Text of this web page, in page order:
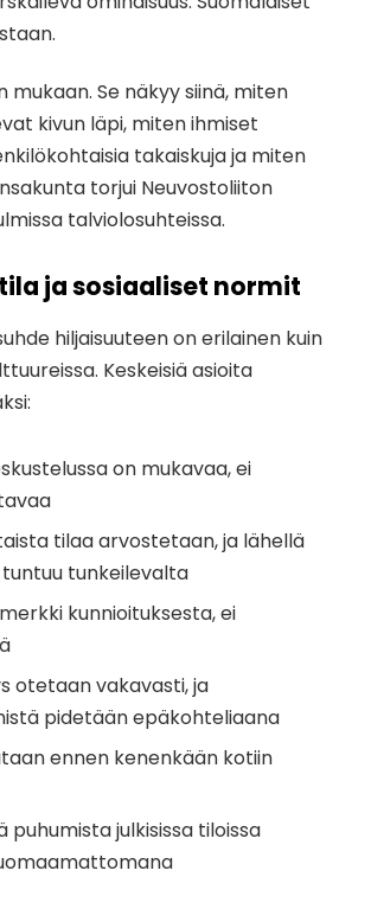
mukaan. Se näkyy siinä, miten
kivun läpi, miten ihmiset
takaiskuja ja miten
torjui Neuvostoliiton
talviolosuhteissa.
ja sosiaaliset normit
hiljaisuuteen on erilainen kuin
Keskeisiä asioita
on mukavaa, ei
tilaa arvostetaan, ja lähellä
tunkeilevalta
kunnioituksesta, ei
otetaan vakavasti, ja
pidetään epäkohteliaana
ennen kenenkään kotiin
puhumista julkisissa tiloissa